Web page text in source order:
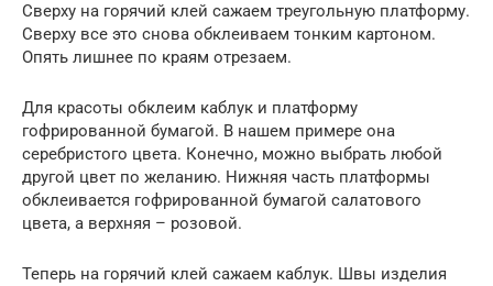
Сверху на горячий клей сажаем треугольную платформу.
Сверху все это снова обклеиваем тонким картоном.
Опять лишнее по краям отрезаем.
Для красоты обклеим каблук и платформу
гофрированной бумагой. В нашем примере она
серебристого цвета. Конечно, можно выбрать любой
другой цвет по желанию. Нижняя часть платформы
обклеивается гофрированной бумагой салатового
цвета, а верхняя – розовой.
Теперь на горячий клей сажаем каблук. Швы изделия